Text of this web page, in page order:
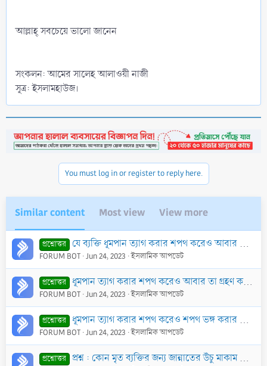
আল্লাহ্‌ সবচেয়ে ভালো জানেন
সংকলন: আমের সালেহ আলাওয়ী নাজী
সূত্র: ইসলামহাউজ।
You must log in or register to reply here.
Similar content Most view View more
প্রশ্নোত্তর যে ব্যক্তি ধূমপান ত্যাগ করার শপথ করেও আবার তা গ্রহণ করে তার কাফফারা
FORUM BOT Jun 24, 2023 ইসলামিক আপডেট
প্রশ্নোত্তর ধূমপান ত্যাগ করার শপথ করেও আবার তা গ্রহণ করে তার কাফফারা বা জরিমানা
FORUM BOT Jun 24, 2023 ইসলামিক আপডেট
প্রশ্নোত্তর ধূমপান ত্যাগ করার শপথ করেও শপথ ভঙ্গ করার কাফফারা
FORUM BOT Jun 24, 2023 ইসলামিক আপডেট
প্রশ্নোত্তর প্রশ্ন : কোন মৃত ব্যক্তির জন্য জান্নাতের উঁচু মাকাম কামনা করা যাবে কি? কেননা জান্নাতের সর্বোচ্চ মাকাম তো রাসূল (ছাঃ)-এর জন্য খাছ?